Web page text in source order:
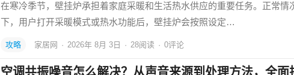
在寒冷季节，壁挂炉承担着家庭采暖和生活热水供应的重要任务。正常情
下，用户打开采暖模式或热水功能后，壁挂炉会按照设定…
攻略 家居网 · 2026年 8月 3日 · 28阅读 · 0评论
空调共振噪音怎么解决？从声音来源到处理方法，全面